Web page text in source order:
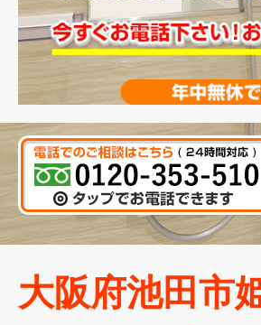
大阪府池田市